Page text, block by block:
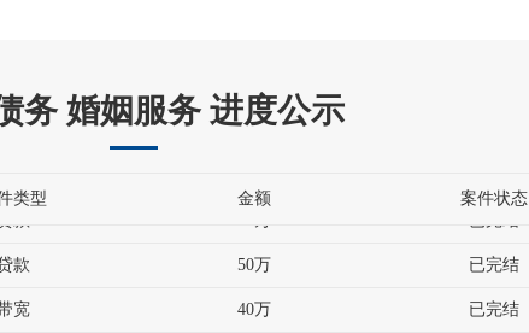
务 婚姻服务 进度公示
类型 金额 案件状态
款 60万
贷款 20万 已完结
款 50万 已完结
宽 40万 已完结
程款 790万 已完结